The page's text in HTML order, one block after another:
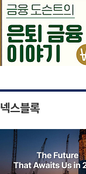
넥스블록